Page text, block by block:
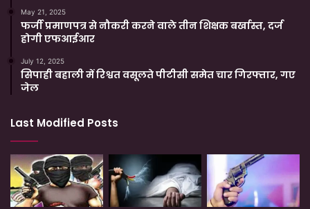
May 21, 2025
फर्जी प्रमाणपत्र से नौकरी करने वाले तीन शिक्षक बर्खास्त, दर्ज
होगी एफआईआर
July 12, 2025
सिपाही बहाली में रिश्वत वसूलते पीटीसी समेत चार गिरफ्तार, गए
जेल
Last Modified Posts